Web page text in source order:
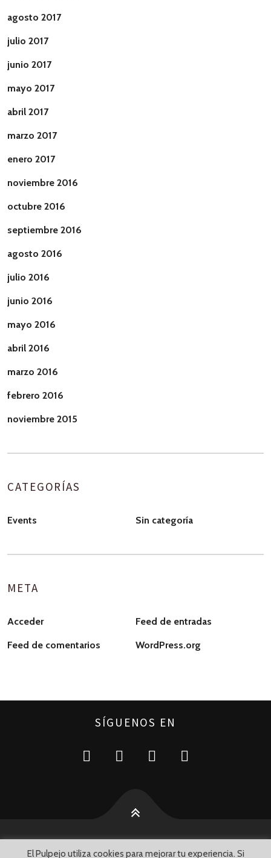
agosto 2017
julio 2017
junio 2017
mayo 2017
abril 2017
marzo 2017
enero 2017
noviembre 2016
octubre 2016
septiembre 2016
agosto 2016
julio 2016
junio 2016
mayo 2016
abril 2016
marzo 2016
febrero 2016
noviembre 2015
CATEGORÍAS
Events Sin categoría
META
Acceder Feed de entradas
Feed de comentarios WordPress.org
SÍGUENOS EN
El Pulpejo utiliza cookies para mejorar tu experiencia. Si